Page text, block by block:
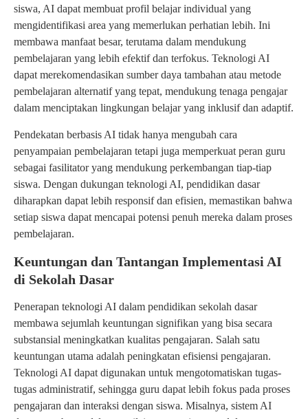
siswa, AI dapat membuat profil belajar individual yang
mengidentifikasi area yang memerlukan perhatian lebih. Ini
membawa manfaat besar, terutama dalam mendukung
pembelajaran yang lebih efektif dan terfokus. Teknologi AI
dapat merekomendasikan sumber daya tambahan atau metode
pembelajaran alternatif yang tepat, mendukung tenaga pengajar
dalam menciptakan lingkungan belajar yang inklusif dan adaptif.
Pendekatan berbasis AI tidak hanya mengubah cara
penyampaian pembelajaran tetapi juga memperkuat peran guru
sebagai fasilitator yang mendukung perkembangan tiap-tiap
siswa. Dengan dukungan teknologi AI, pendidikan dasar
diharapkan dapat lebih responsif dan efisien, memastikan bahwa
setiap siswa dapat mencapai potensi penuh mereka dalam proses
pembelajaran.
Keuntungan dan Tantangan Implementasi AI
di Sekolah Dasar
Penerapan teknologi AI dalam pendidikan sekolah dasar
membawa sejumlah keuntungan signifikan yang bisa secara
substansial meningkatkan kualitas pengajaran. Salah satu
keuntungan utama adalah peningkatan efisiensi pengajaran.
Teknologi AI dapat digunakan untuk mengotomatiskan tugas-
tugas administratif, sehingga guru dapat lebih fokus pada proses
pengajaran dan interaksi dengan siswa. Misalnya, sistem AI